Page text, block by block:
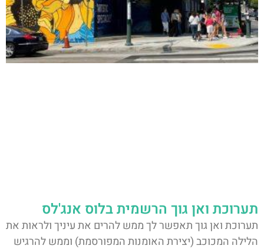
תערוכת ואן גוך הרשמית בלוס אנג'לס
תערוכת ואן גוך תאפשר לך ממש להרים את עיניך ולראות את
הלילה המכוכב (יצירת האומנות המפורסמת) וממש להרגיש